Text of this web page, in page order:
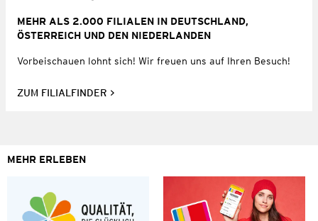
MEHR ALS 2.000 FILIALEN IN DEUTSCHLAND,
ÖSTERREICH UND DEN NIEDERLANDEN
Vorbeischauen lohnt sich! Wir freuen uns auf Ihren Besuch!
ZUM FILIALFINDER
MEHR ERLEBEN